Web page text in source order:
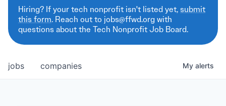
Hiring? If your tech nonprofit isn't listed yet,submit
this form. Reach out to jobs@ffwd.org with
questions about the Tech Nonprofit Job Board.
jobs companies My alerts